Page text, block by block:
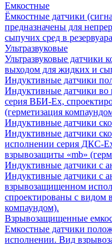
Емкостные
Ёмкостные датчики
предназначены для
сыпучих сред в
Ультразвуковые
Ультразвуковые датчики
выходом для жидких и
Индуктивные датчики
Индуктивные датчики
серия ВБИ-Ех,
(герметизация
Индуктивные датчики
Индуктивные датчики
исполнении серия ДКС-
взрывозащиты «mb»
Индуктивные датчики с
Индуктивные датчики с
взрывозащищенном
спроектированы с видом
компаундом).
Взрывозащищенные
Емкостные датчики
исполнении. Вид